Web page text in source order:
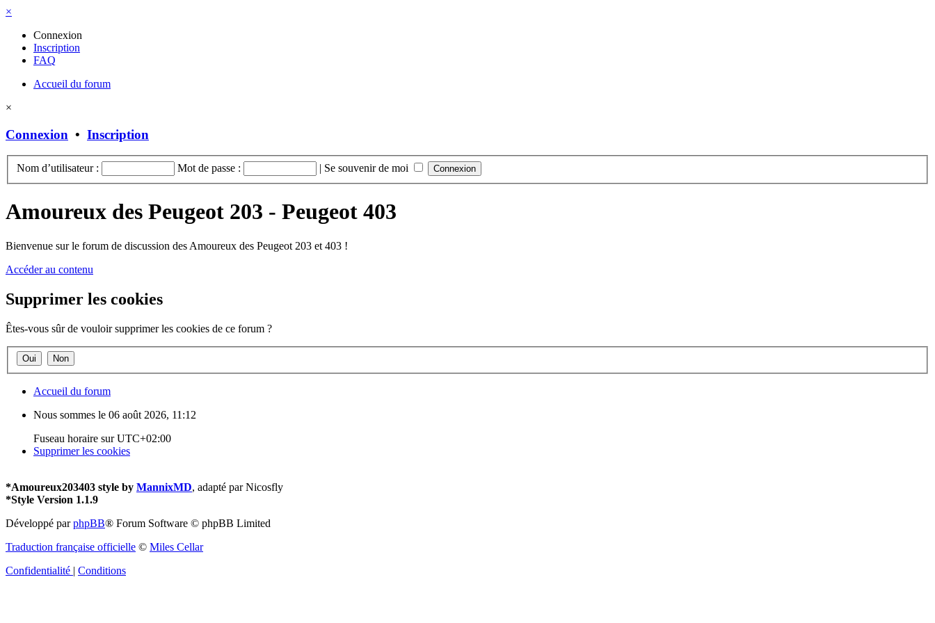
×
Connexion
Inscription
FAQ
Accueil du forum
×
Connexion • Inscription
Nom d’utilisateur : Mot de passe : | Se souvenir de moi
Amoureux des Peugeot 203 - Peugeot 403
Bienvenue sur le forum de discussion des Amoureux des Peugeot 203 et 403 !
Accéder au contenu
Supprimer les cookies
Êtes-vous sûr de vouloir supprimer les cookies de ce forum ?
Accueil du forum
Nous sommes le 06 août 2026, 11:12
Fuseau horaire surUTC+02:00
Supprimer les cookies
*Amoureux203403 style by MannixMD, adapté par Nicosfly
*Style Version 1.1.9
Développé parphpBB® Forum Software © phpBB Limited
Traduction française officielle © Miles Cellar
Confidentialité | Conditions